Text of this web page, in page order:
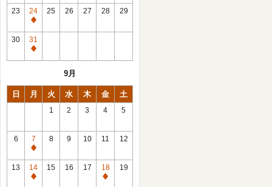
館
日
23
24
休
館
日
25 26 27 28 29
30
31
休
9月
日 月 火 水 木 金 土
1 2 3 4 5
6
7
休
館
日
8 9 10 11 12
13
14
休
15 16 17
18
休
19